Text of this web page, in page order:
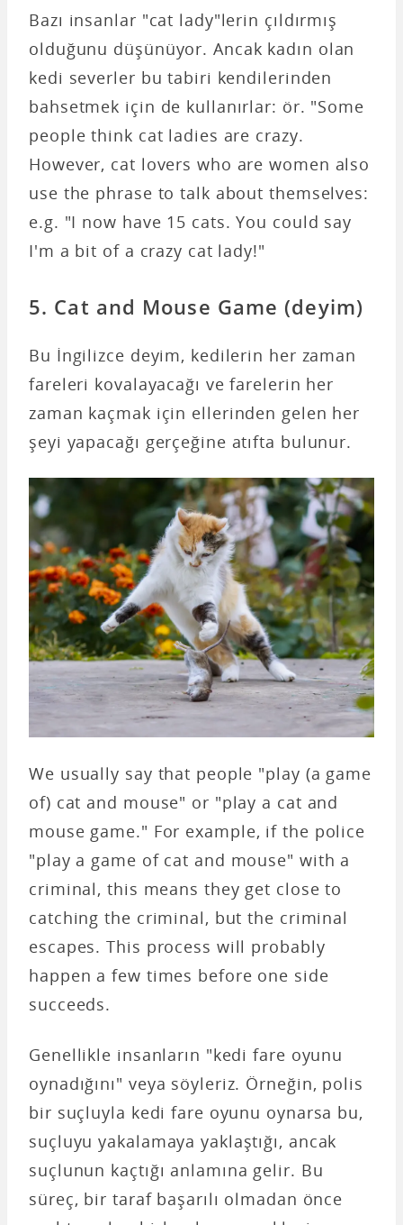
Bazı insanlar "cat lady"lerin çıldırmış
olduğunu düşünüyor. Ancak kadın olan
kedi severler bu tabiri kendilerinden
bahsetmek için de kullanırlar: ör. "Some
people think cat ladies are crazy.
However, cat lovers who are women also
use the phrase to talk about themselves:
e.g. "I now have 15 cats. You could say
I'm a bit of a crazy cat lady!"
5. Cat and Mouse Game (deyim)
Bu İngilizce deyim, kedilerin her zaman
fareleri kovalayacağı ve farelerin her
zaman kaçmak için ellerinden gelen her
şeyi yapacağı gerçeğine atıfta bulunur.
We usually say that people "play (a game
of) cat and mouse" or "play a cat and
mouse game." For example, if the police
"play a game of cat and mouse" with a
criminal, this means they get close to
catching the criminal, but the criminal
escapes. This process will probably
happen a few times before one side
succeeds.
Genellikle insanların "kedi fare oyunu
oynadığını" veya söyleriz. Örneğin, polis
bir suçluyla kedi fare oyunu oynarsa bu,
suçluyu yakalamaya yaklaştığı, ancak
suçlunun kaçtığı anlamına gelir. Bu
süreç, bir taraf başarılı olmadan önce